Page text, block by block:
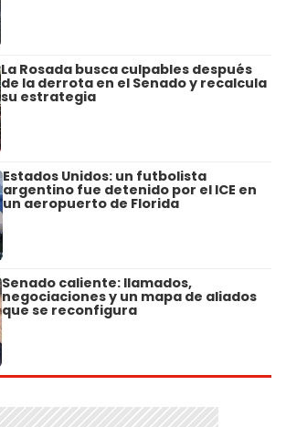
La Rosada busca culpables después
de la derrota en el Senado y recalcula
su estrategia
Estados Unidos: un futbolista
argentino fue detenido por el ICE en
un aeropuerto de Florida
Senado caliente: llamados,
negociaciones y un mapa de aliados
que se reconfigura